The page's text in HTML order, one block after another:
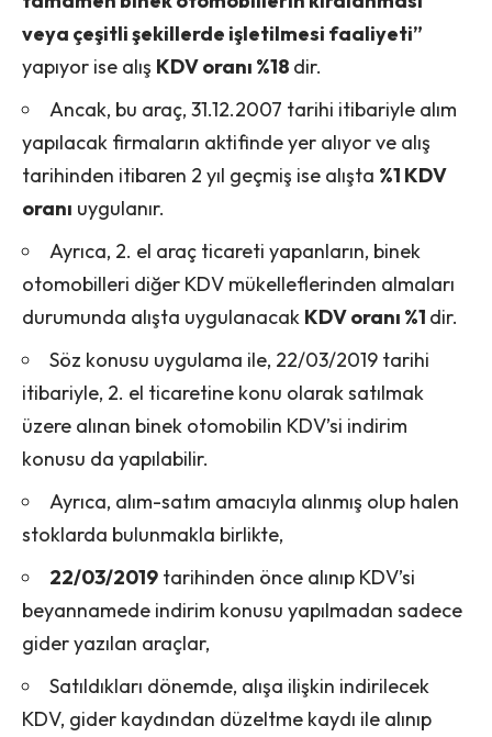
veya çeşitli şekillerde işletilmesi faaliyeti”
yapıyor ise alış KDV oranı %18 dir.
Ancak, bu araç, 31.12.2007 tarihi itibariyle alım
yapılacak firmaların aktifinde yer alıyor ve alış
tarihinden itibaren 2 yıl geçmiş ise alışta %1 KDV
oranı uygulanır.
Ayrıca, 2. el araç ticareti yapanların, binek
otomobilleri diğer KDV mükelleflerinden almaları
durumunda alışta uygulanacak KDV oranı %1 dir.
Söz konusu uygulama ile, 22/03/2019 tarihi
itibariyle, 2. el ticaretine konu olarak satılmak
üzere alınan binek otomobilin KDV’si indirim
konusu da yapılabilir.
Ayrıca, alım-satım amacıyla alınmış olup halen
stoklarda bulunmakla birlikte,
22/03/2019 tarihinden önce alınıp KDV’si
beyannamede indirim konusu yapılmadan sadece
gider yazılan araçlar,
Satıldıkları dönemde, alışa ilişkin indirilecek
KDV, gider kaydından düzeltme kaydı ile alınıp